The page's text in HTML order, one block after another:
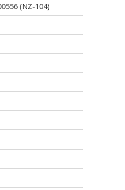
(NZ-104)